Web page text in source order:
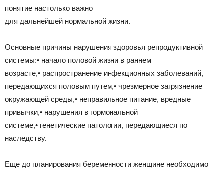
понятие настолько важно
для дальнейшей нормальной жизни.
Основные причины нарушения здоровья репродуктивной
системы:• начало половой жизни в раннем
возрасте,• распространение инфекционных заболеваний,
передающихся половым путем,• чрезмерное загрязнение
окружающей среды,• неправильное питание, вредные
привычки,• нарушения в гормональной
системе,• генетические патологии, передающиеся по
наследству.
Еще до планирования беременности женщине необходимо